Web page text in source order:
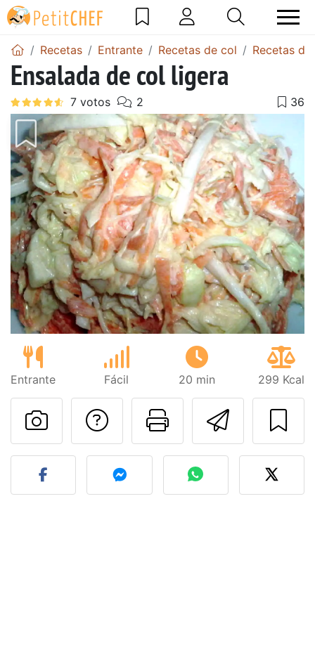
Recetas Entrante Recetas de col Recetas
Ensalada de col ligera
Entrante Fácil 20 min 299 Kcal
Imprimir
Preguntar al autor
Publicar la foto de esta